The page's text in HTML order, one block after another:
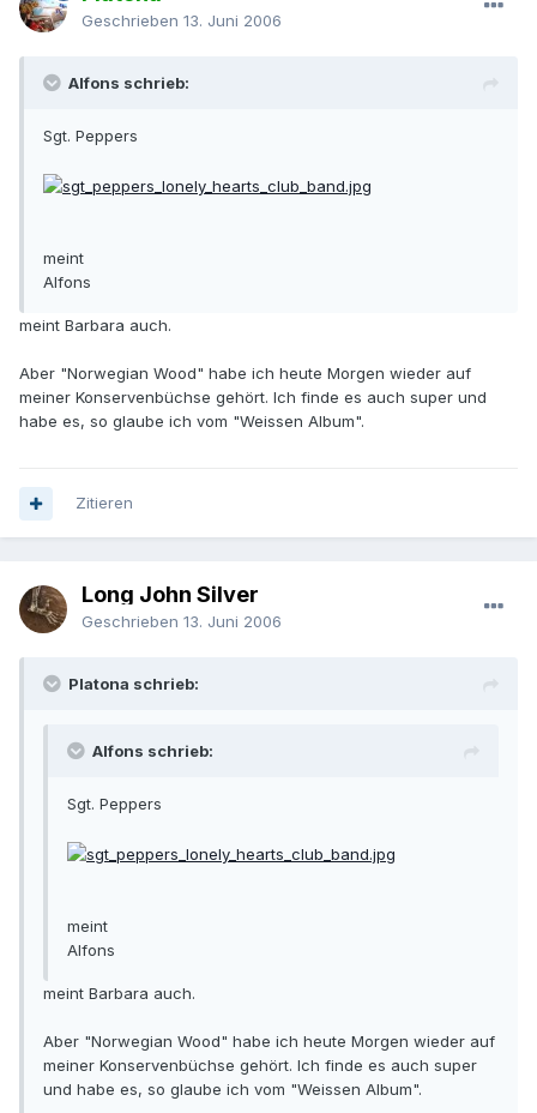
Geschrieben 13. Juni 2006
Alfons schrieb:
Sgt. Peppers
meint
Alfons
meint Barbara auch.
Aber "Norwegian Wood" habe ich heute Morgen wieder auf
meiner Konservenbüchse gehört. Ich finde es auch super und
habe es, so glaube ich vom "Weissen Album".
Zitieren
Long John Silver
Geschrieben 13. Juni 2006
Platona schrieb:
Alfons schrieb:
Sgt. Peppers
meint
Alfons
meint Barbara auch.
Aber "Norwegian Wood" habe ich heute Morgen wieder auf
meiner Konservenbüchse gehört. Ich finde es auch super
und habe es, so glaube ich vom "Weissen Album".